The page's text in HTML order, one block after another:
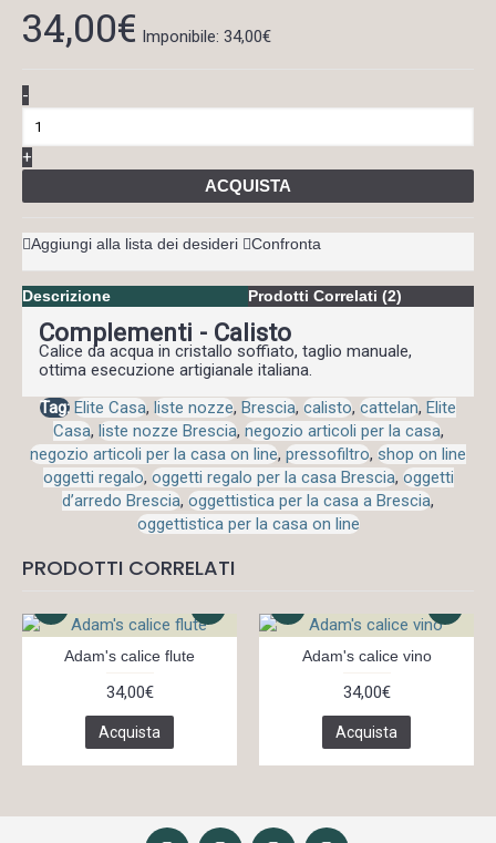
34,00€ Imponibile: 34,00€
-
+
ACQUISTA
Aggiungi alla lista dei desideri Confronta
Descrizione Prodotti Correlati (2)
Complementi - Calisto
Calice da acqua in cristallo soffiato, taglio manuale,
ottima esecuzione artigianale italiana.
Tag: Elite Casa, liste nozze, Brescia, calisto, cattelan, Elite
Casa, liste nozze Brescia, negozio articoli per la casa,
negozio articoli per la casa on line, pressofiltro, shop on line
oggetti regalo, oggetti regalo per la casa Brescia, oggetti
d’arredo Brescia, oggettistica per la casa a Brescia,
oggettistica per la casa on line
PRODOTTI CORRELATI
Adam's calice flute
34,00€
Acquista
Adam's calice vino
34,00€
Acquista